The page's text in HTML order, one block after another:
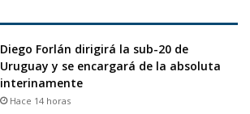
Diego Forlán dirigirá la sub-20 de
Uruguay y se encargará de la absoluta
interinamente
Hace 14 horas